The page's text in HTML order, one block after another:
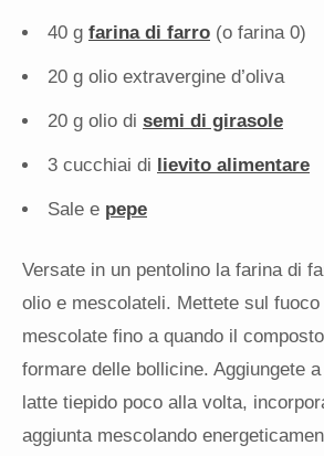
40 g farina di farro (o farina 0)
20 g olio extravergine d’oliva
20 g olio di semi di girasole
3 cucchiai di lievito alimentare
Sale e pepe
Versate in un pentolino la farina di
olio e mescolateli. Mettete sul
mescolate fino a quando il
formare delle bollicine. Aggiungete
latte tiepido poco alla volta,
aggiunta mescolando